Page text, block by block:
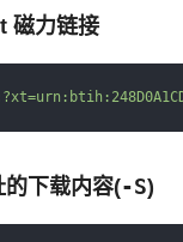
磁力链接
下载内容(-S)